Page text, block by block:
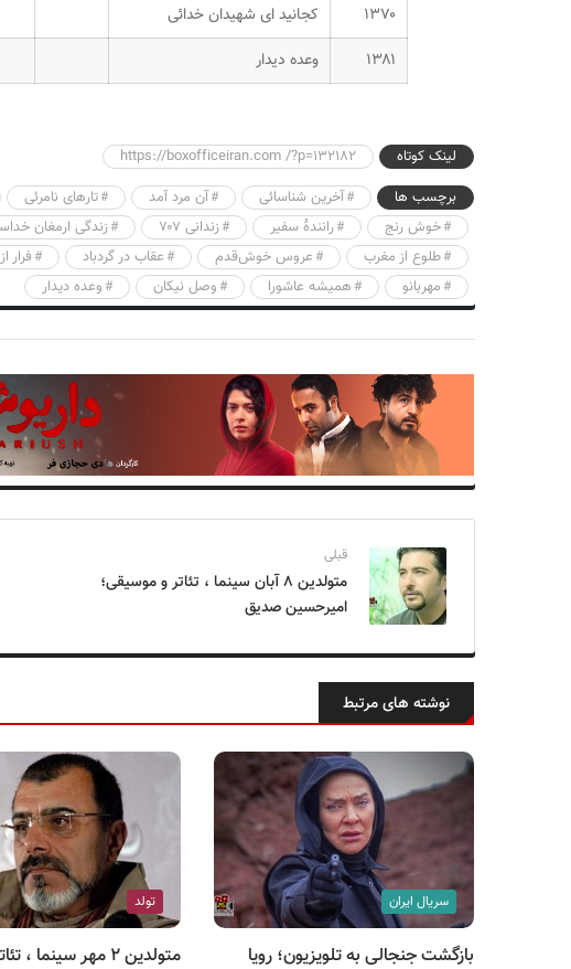
۱۳۷۰
کجانید ای شهیدان خدائی
۱۳۸۱
وعده دیدار
لینک کوتاه
https://boxofficeiran.com /?p=132182
برچسب ها
آخرین شناسائی آن مرد آمد تارهای نامرئی
خوش رنج
رانندهٔ سفیر زندانی ۷۰۷ زندگی ارمغان
طلوع از مغرب
عروس خوش‌قدم عقاب در گردباد فرار
مهربانو
همیشه عاشورا وصل نیکان وعده دیدار
قبلی
متولدین ۸ آبان سینما ، تئاتر و موسیقی؛
امیرحسین صدیق
نوشته های مرتبط
سریال ایران
بازگشت جنجالی به تلویزیون؛ رویا
تولد
متولدین ۲ مهر سینما ،